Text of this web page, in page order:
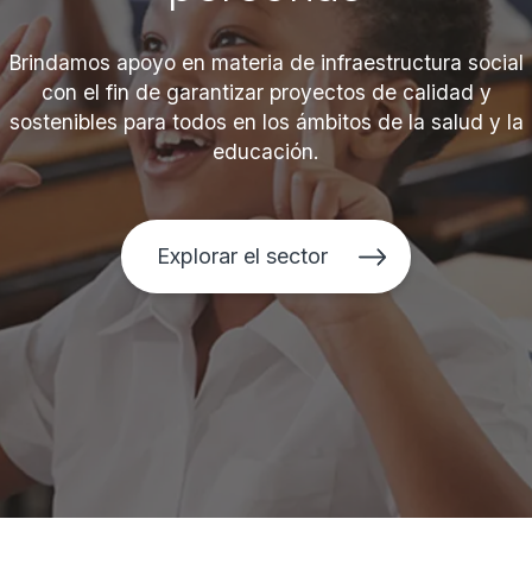
Brindamos apoyo en materia de infraestructura social
con el fin de garantizar proyectos de calidad y
sostenibles para todos en los ámbitos de la salud y la
educación.
Explorar el sector